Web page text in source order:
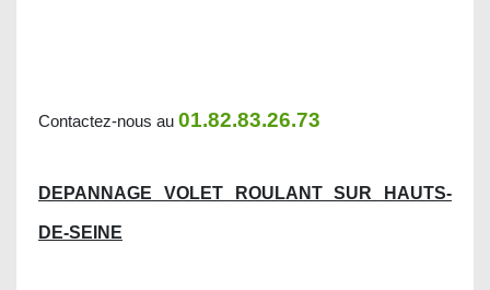
Contactez-nous au 01.82.83.26.73
DEPANNAGE VOLET ROULANT SUR HAUTS-
DE-SEINE